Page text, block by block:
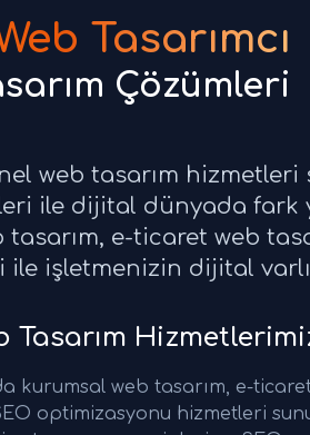
Tasarımcı
Çözümleri
web tasarım
ile dijital dünyada fark
e-ticaret web
ile işletmenizin dijital
Tasarım
kurumsal web tasarım, e-
optimizasyonu hizmetleri